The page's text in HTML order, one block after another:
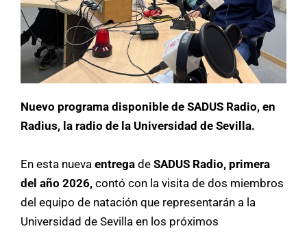
Nuevo programa disponible de SADUS Radio, en
Radius, la radio de la Universidad de Sevilla.
En esta nueva entrega de SADUS Radio, primera
del año 2026, contó con la visita de dos miembros
del equipo de natación que representarán a la
Universidad de Sevilla en los próximos